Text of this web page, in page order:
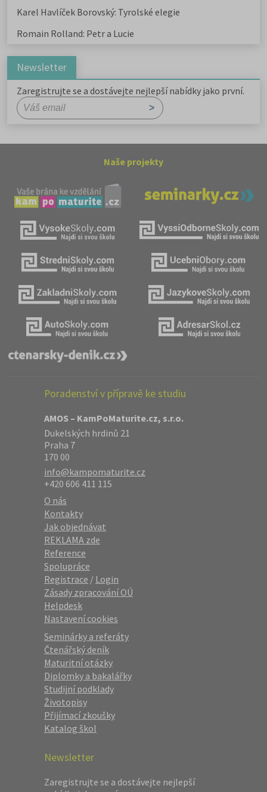
Karel Havlíček Borovský: Tyrolské elegie
Romain Rolland: Petr a Lucie
Newsletter
Zaregistrujte se a dostávejte nejlepší nabídky jako první.
Naše projekty
Poradenství v přípravě ke studiu
AMOS – KamPoMaturite.cz, s.r.o.
Dukelských hrdinů 21
Praha 7
170 00
info@kampomaturite.cz
+420 606 411 115
O nás
Kontakty
Jak objednávat
REKLAMA zde
Reference
Spolupráce
Registrace / Login
Zásady zpracování OÚ
Helpdesk
Nastavení cookies
Seminárky a referáty
Čtenářský deník
Maturitní otázky
Diplomky a bakalářky
Studijní podklady
Životopisy
Přijímací zkoušky
Katalog škol
Newsletter
Zaregistrujte se a dostávejte nejlepší